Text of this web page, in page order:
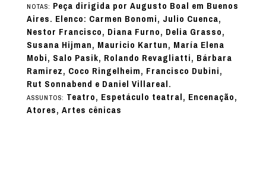
NOTAS: Peça dirigida por Augusto Boal em Buenos
Aires. Elenco: Carmen Bonomi, Julio Cuenca,
Nestor Francisco, Diana Furno, Delia Grasso,
Susana Hijman, Mauricio Kartun, María Elena
Mobi, Salo Pasik, Rolando Revagliatti, Bárbara
Ramirez, Coco Ringelheim, Francisco Dubini,
Rut Sonnabend e Daniel Villareal.
ASSUNTOS: Teatro, Espetáculo teatral, Encenação,
Atores, Artes cênicas